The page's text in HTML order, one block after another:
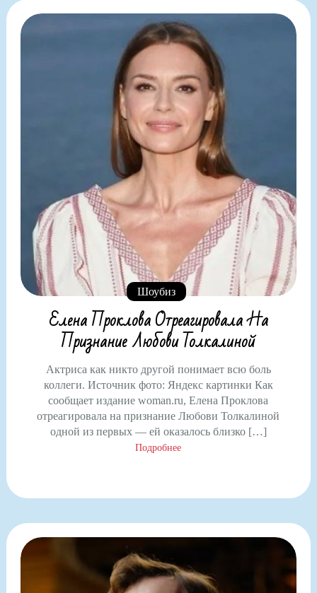
Шоубиз
Елена Проклова Отреагировала На
Признание Любови Толкалиной
Актриса как никто другой понимает всю боль
коллеги. Источник фото: Яндекс картинки Как
сообщает издание woman.ru, Елена Проклова
отреагировала на признание Любови Толкалиной
одной из первых — ей оказалось близко […]
Подробнее